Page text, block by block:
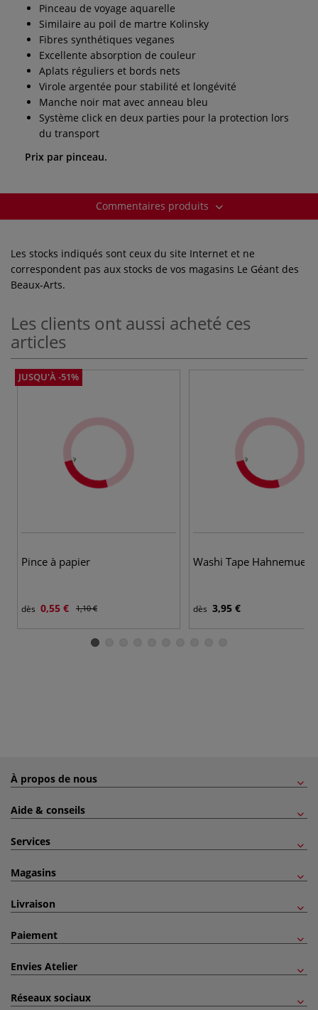
Pinceau de voyage aquarelle
Similaire au poil de martre Kolinsky
Fibres synthétiques veganes
Excellente absorption de couleur
Aplats réguliers et bords nets
Virole argentée pour stabilité et longévité
Manche noir mat avec anneau bleu
Système click en deux parties pour la protection lors
du transport
Prix par pinceau.
Commentaires produits
Les stocks indiqués sont ceux du site Internet et ne
correspondent pas aux stocks de vos magasins Le Géant des
Beaux-Arts.
Les clients ont aussi acheté ces
articles
JUSQU'À -51%
Pince à papier
dès 0,55 € 1,10 €
Washi Tape
dès 3,95 €
À propos de nous
Aide & conseils
Services
Magasins
Livraison
Paiement
Envies Atelier
Réseaux sociaux